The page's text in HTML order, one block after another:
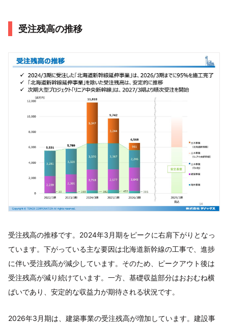
受注残高の推移
受注残高の推移です。2024年3月期をピークに右肩下がりとなっ
ています。下がっている主な要因は北海道新幹線の工事で、進捗
に伴い受注残高が減少しています。そのため、ピークアウト後は
受注残高が減り続けています。一方、基礎収益部分はおおむね横
ばいであり、安定的な収益力が期待される状況です。
2026年3月期は、建築事業の受注残高が増加しています。建設事